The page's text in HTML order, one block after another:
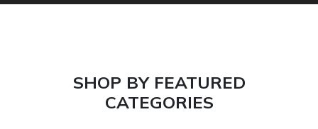
SHOP BY FEATURED
CATEGORIES